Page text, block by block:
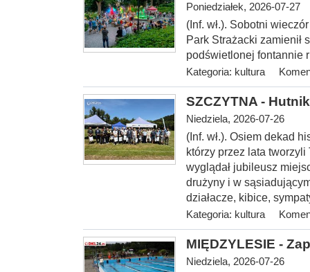
Poniedziałek, 2026-07-27
(Inf. wł.). Sobotni
Park Strażacki zamienił
podświetlonej fontannie
Kategoria: kultura
SZCZYTNA -
Niedziela, 2026-07-26
(Inf. wł.). Osiem dekad
którzy przez lata
wyglądał jubileusz
drużyny i w
działacze, kibice,
Kategoria: kultura
MIĘDZYLESIE -
Niedziela, 2026-07-26